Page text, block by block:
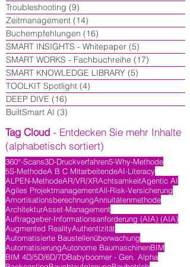
Troubleshooting (9)
Zeitmanagement (14)
Buchempfehlungen (16)
SMART INSIGHTS - Whitepaper (5)
SMART WORKS - Fachbuchreihe (17)
SMART KNOWLEDGE LIBRARY (5)
TOOLKIT Spotlight (4)
DEEP DIVE (16)
BuiltSmart AI (3)
Tag Cloud - Entdecken Sie mehr Inhalte
(alphabetisch sortiert)
360°-Scans3D-Druckverfahren5-Why-Methode
5S-MethodeA B C MitarbeitendeAI-Literacy
ALPEN-MethodeAR/VR/XRAchtsamkeitAgentic AI
Agiles ProjektmanagementAll-Risk-Versicherung
AmortisationsberechnungAnnuitätenmethode
ArchitekturAsset-Management
Auftraggeber-Informationsanforderung (AIA) (AIA)
Augmented RealityAuthentizität
Automatisierte Baustellenüberwachung
AutomatisierungAutonome BaumaschinenBIM
BIM 4D/5D/6D/7DBabyboomer - Gen. Alpha